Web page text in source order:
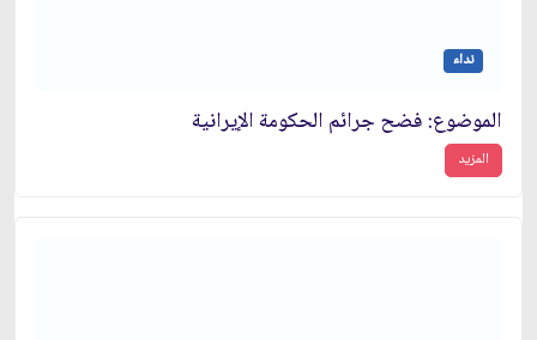
نداء
الموضوع: فضح جرائم الحكومة الإيرانية
المزيد